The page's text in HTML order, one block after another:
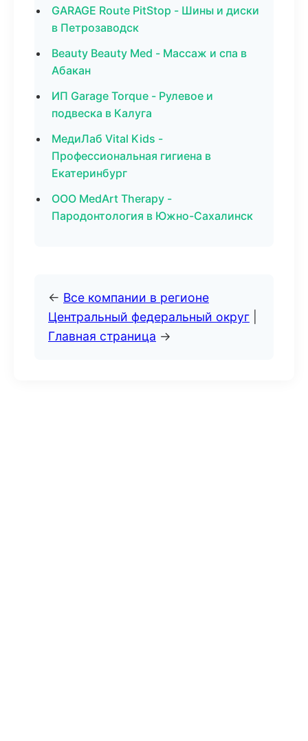
GARAGE Route PitStop - Шины и диски
в Петрозаводск
Beauty Beauty Med - Массаж и спа в
Абакан
ИП Garage Torque - Рулевое и
подвеска в Калуга
МедиЛаб Vital Kids -
Профессиональная гигиена в
Екатеринбург
ООО MedArt Therapy -
Пародонтология в Южно-Сахалинск
← Все компании в регионе
Центральный федеральный округ
Главная страница →